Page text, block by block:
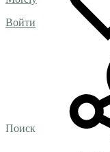
Войти
Поиск